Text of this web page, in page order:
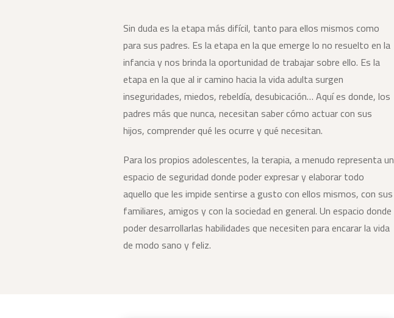
Sin duda es la etapa más difícil, tanto para ellos mismos como
para sus padres. Es la etapa en la que emerge lo no resuelto en la
infancia y nos brinda la oportunidad de trabajar sobre ello. Es la
etapa en la que al ir camino hacia la vida adulta surgen
inseguridades, miedos, rebeldía, desubicación… Aquí es donde, los
padres más que nunca, necesitan saber cómo actuar con sus
hijos, comprender qué les ocurre y qué necesitan.
Para los propios adolescentes, la terapia, a menudo representa un
espacio de seguridad donde poder expresar y elaborar todo
aquello que les impide sentirse a gusto con ellos mismos, con sus
familiares, amigos y con la sociedad en general. Un espacio donde
poder desarrollarlas habilidades que necesiten para encarar la vida
de modo sano y feliz.